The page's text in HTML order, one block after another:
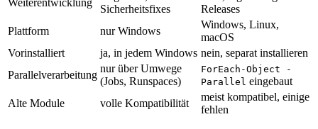
Weiterentwicklung
Sicherheitsfixes
Releases
Plattform
nur Windows
Windows, Linux,
macOS
Vorinstalliert
ja, in jedem Windows nein, separat installieren
Parallelverarbeitung
nur über Umwege
(Jobs, Runspaces)
ForEach-Object -
Parallel eingebaut
Alte Module
volle Kompatibilität
meist kompatibel, einige
fehlen